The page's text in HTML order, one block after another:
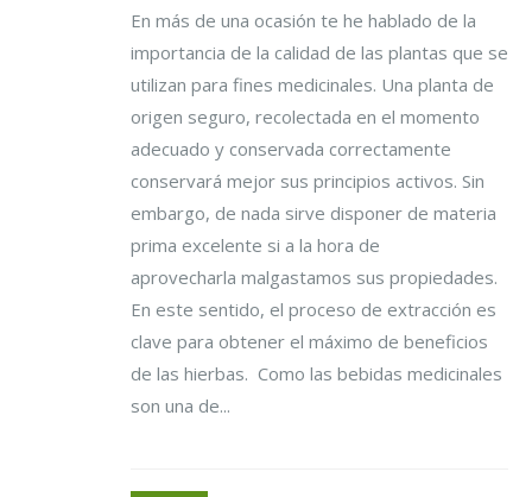
En más de una ocasión te he hablado de la
importancia de la calidad de las plantas que se
utilizan para fines medicinales. Una planta de
origen seguro, recolectada en el momento
adecuado y conservada correctamente
conservará mejor sus principios activos. Sin
embargo, de nada sirve disponer de materia
prima excelente si a la hora de
aprovecharla malgastamos sus propiedades.
En este sentido, el proceso de extracción es
clave para obtener el máximo de beneficios
de las hierbas. Como las bebidas medicinales
son una de...